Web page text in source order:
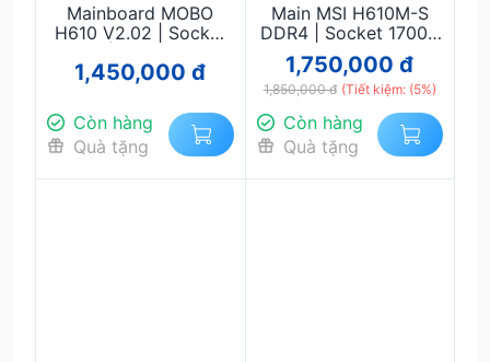
Mainboard MOBO
H610 V2.02 | Socket
Gen 12/13 | DDR4 |
M.2 NVMe | Giá Rẻ,
Ổn Định
1,450,000 đ
Còn hàng
Quà tặng
Main MSI H610M-S
DDR4 | Socket 1700 |
Hỗ Trợ Intel Gen 12/13
| RAM DDR4 | Micro-
ATX Chính Hãng, Giá
Tốt
1,750,000 đ
1,850,000 đ (Tiết kiệm: (5%)
Còn hàng
Quà tặng